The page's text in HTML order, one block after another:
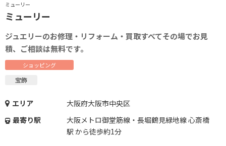
ミューリー
ミューリー
ジュエリーのお修理・リフォーム・買取すべてその場でお見
積、ご相談は無料です。
ショッピング
宝飾
エリア
大阪府大阪市中央区
最寄り駅
大阪メトロ御堂筋線・長堀鶴見緑地線 心斎橋
駅 から徒歩約1分